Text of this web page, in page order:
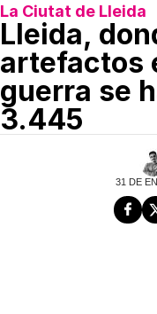
La Ciutat de Lleida
Lleida,
artefactos
guerra se
3.445
31 DE